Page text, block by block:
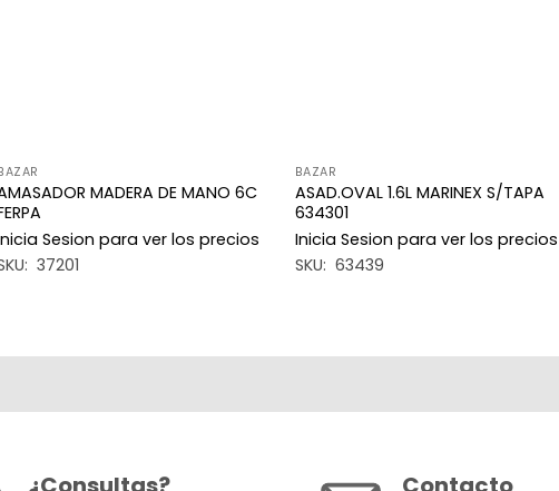
MADERA DE MANO 6C
Sesion para ver los precios
37201
BAZAR
ASAD.OVAL 1.6L MARINEX S/TAPA
634301
Inicia Sesion para ver los precios
SKU: 63439